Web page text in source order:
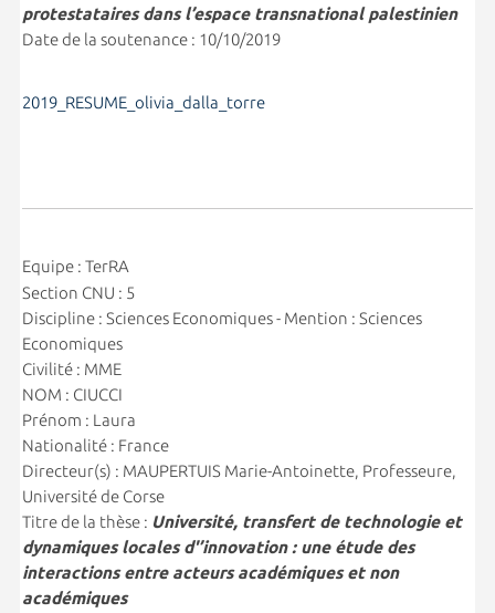
protestataires dans l’espace transnational palestinien
Date de la soutenance : 10/10/2019
2019_RESUME_olivia_dalla_torre
Equipe : TerRA
Section CNU : 5
Discipline : Sciences Economiques - Mention : Sciences
Economiques
Civilité : MME
NOM : CIUCCI
Prénom : Laura
Nationalité : France
Directeur(s) : MAUPERTUIS Marie-Antoinette, Professeure,
Université de Corse
Titre de la thèse : Université, transfert de technologie et
dynamiques locales d'’innovation : une étude des
interactions entre acteurs académiques et non
académiques